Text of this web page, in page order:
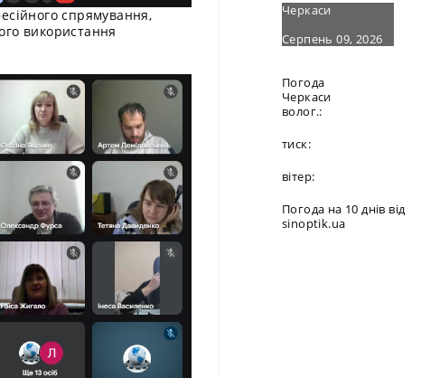
спрямування,
використання
Черкаси
Серпень 09, 2026
Погода
Черкаси
волог.:
тиск:
вітер:
Погода на 10 днів від
sinoptik.ua